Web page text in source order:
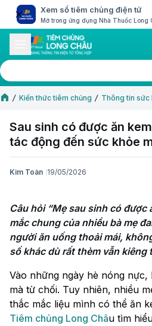
Xem sổ tiêm chủng điện tử
Mở trong ứng dụng Nhà Thuốc Long
Kiến thức tiêm chủng Thông tin sức
Sau sinh có được ăn
tác động đến sức khỏe
Kim Toàn 19/05/2026
Câu hỏi “Mẹ sau sinh có được
mắc chung của nhiều bà mẹ
người ăn uống thoải mái,
số khác dù rất thèm vẫn kiêng
Vào những ngày hè nóng nực,
mà từ chối. Tuy nhiên, nhiều
thắc mắc liệu mình có thể ăn
Tiêm chủng Long Châu tìm